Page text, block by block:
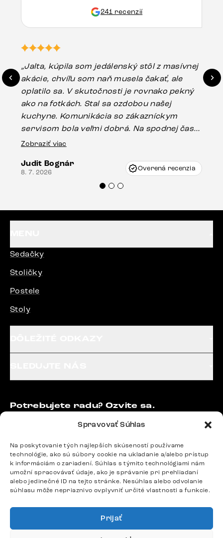
Spravovať Súhlas
Na poskytovanie tých najlepších skúseností používame
technológie, ako sú súbory cookie na ukladanie a/alebo prístup
k informáciám o zariadení. Súhlas s týmito technológiami nám
umožní spracovávať údaje, ako je správanie pri prehliadaní
alebo jedinečné ID na tejto stránke. Nesúhlas alebo odvolanie
súhlasu môže nepriaznivo ovplyvniť určité vlastnosti a funkcie.
Prijať
241 recenzií
„Jalta, kúpila som jedálenský stôl z masívnej
akácie, chvíľu som naň musela čakať, ale
oplatilo sa. V skutočnosti je rovnako pekný
ako na fotkách. Stal sa ozdobou našej
kuchyne. Komunikácia so zákazníckym
servisom bola veľmi dobrá. Na spodnej časti
stola bolo malé poškodenie, pravdepodobne
Vincze pri riešení mojej záležitosti pristúpili
veľmi korektne. Odporúčam produkty Delife
Zobraziť viac
Judit Bognár
8. 7. 2026 Overená recenzia
Sedačky
Stoličky
Postele
Stoly
Potrebujete radu? Ozvite sa.
Odpovedáme do 24 hodín.
Google recenzie